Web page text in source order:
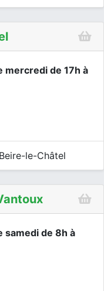
mercredi de 17h à
le-Châtel
samedi de 8h à